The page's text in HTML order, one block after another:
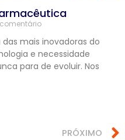
mais inovadoras do
e necessidade
para de evoluir. Nos
PRÓXIMO